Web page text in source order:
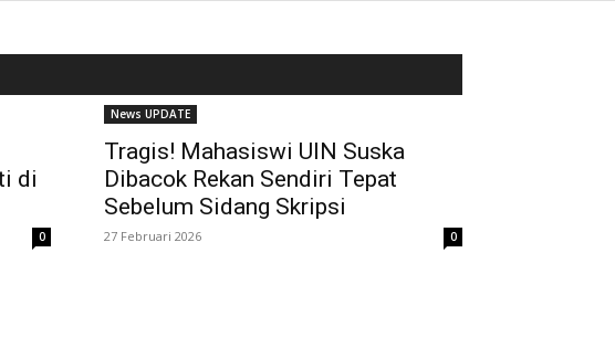
di
0
News UPDATE
Tragis! Mahasiswi UIN Suska
Dibacok Rekan Sendiri Tepat
Sebelum Sidang Skripsi
27 Februari 2026 0